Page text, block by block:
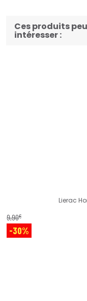
Ces produits
intéresser :
Lierac
9,90€
-30%